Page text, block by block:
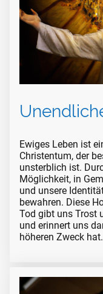
Ewiges Leben ist
Christentum, der
unsterblich ist.
Möglichkeit, in
und unsere
bewahren. Diese
Tod gibt uns Trost
und erinnert uns
höheren Zweck hat.